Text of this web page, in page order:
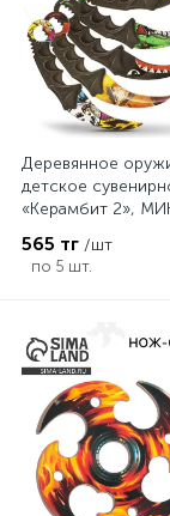
Деревянное
детское
«Керамбит 2»,
565 тг /шт
по 5 шт.